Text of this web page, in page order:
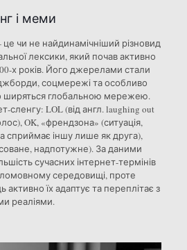
і меми
чи не найдинамічніший різновид
лексики, який почав активно
х років. Його джерелами стали
соцмережі та особливо
глобальною мережею.
сленгу: LOL (від англ. laughing out
OK, «френдзона» (ситуація,
сприймає іншу лише як друга),
надпотужне). За даними
сучасних інтернет-термінів
середовищі, проте
активно їх адаптує та переплітає з
реаліями.